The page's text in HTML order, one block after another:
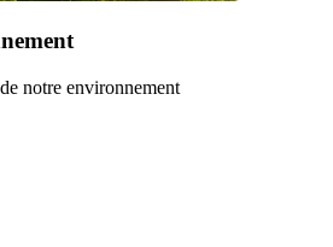
notre environnement